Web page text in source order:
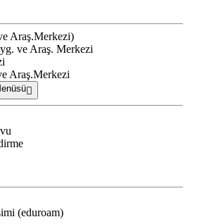
Araş.Merkezi)
ve Araş. Merkezi
Araş.Merkezi
(eduroam)